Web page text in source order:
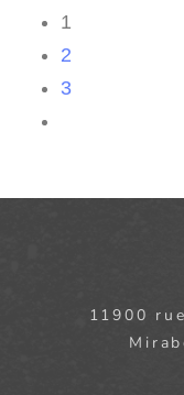
1
2
3
11900